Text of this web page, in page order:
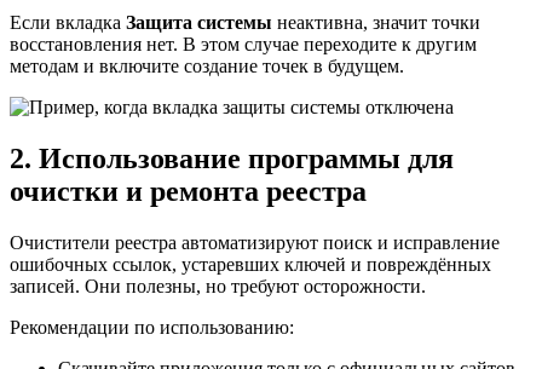
Если вкладка Защита системы неактивна, значит точки
восстановления нет. В этом случае переходите к другим
методам и включите создание точек в будущем.
2. Использование программы для
очистки и ремонта реестра
Очистители реестра автоматизируют поиск и исправление
ошибочных ссылок, устаревших ключей и повреждённых
записей. Они полезны, но требуют осторожности.
Рекомендации по использованию: